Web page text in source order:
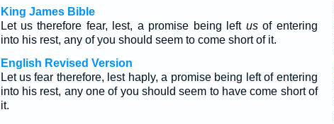
King James Bible
Let us therefore fear, lest, a promise being left usof entering
into his rest, any of you should seem to come short of it.
English Revised Version
Let us fear therefore, lest haply, a promise being left of entering
into his rest, any one of you should seem to have come short of
it.